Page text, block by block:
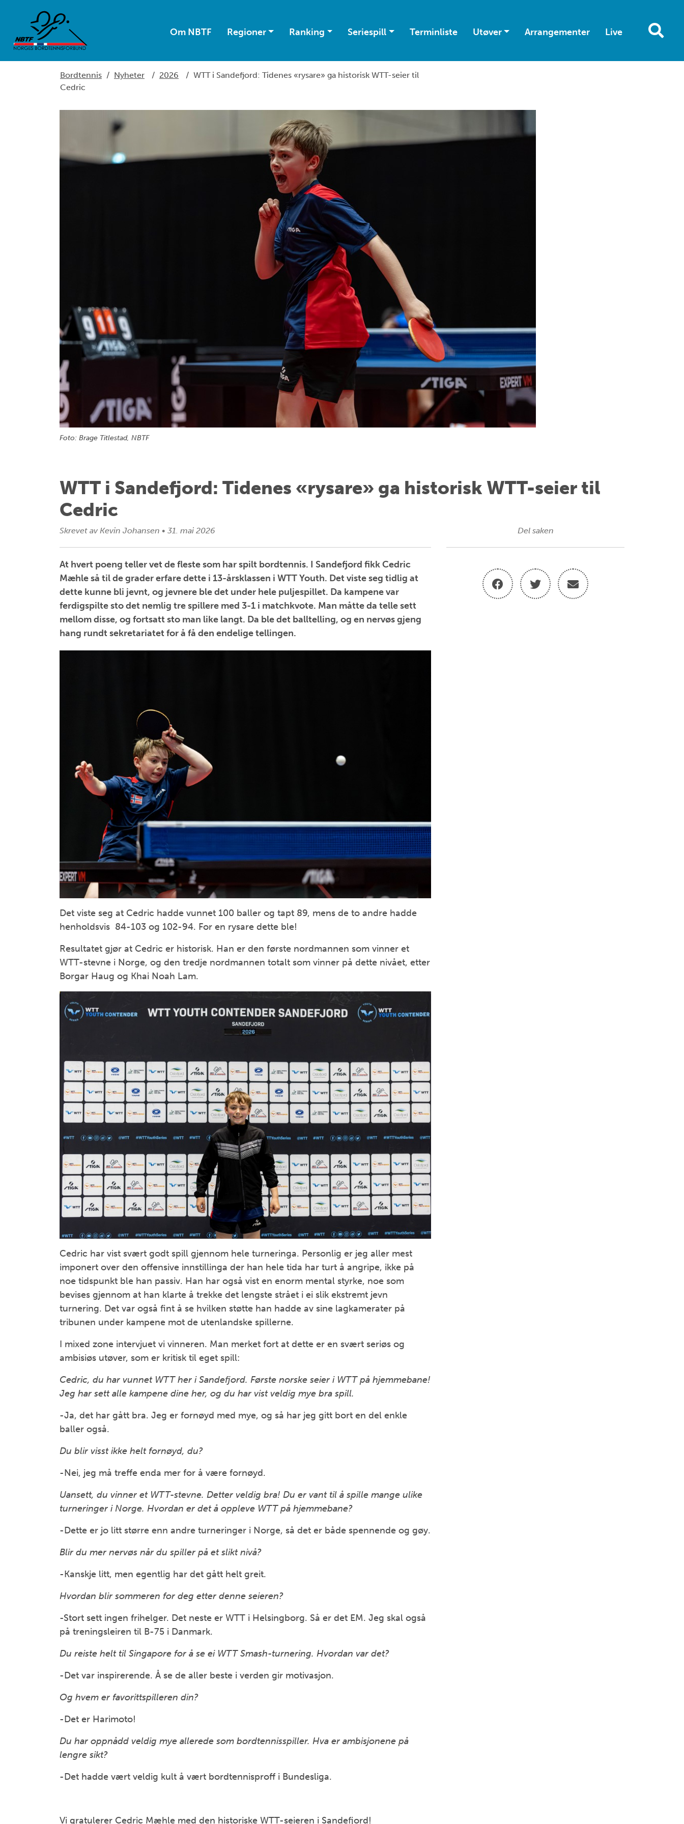
Om NBTF Regioner Ranking Seriespill Terminliste Utøver Arrangementer Live
Bordtennis / Nyheter / 2026 / WTT i Sandefjord: Tidenes «rysare» ga historisk WTT-seier til
Cedric
Foto: Brage Titlestad, NBTF
WTT i Sandefjord: Tidenes «rysare» ga historisk WTT-seier til
Cedric
Skrevet av Kevin Johansen • 31. mai 2026
At hvert poeng teller vet de fleste som har spilt bordtennis. I Sandefjord fikk Cedric
Mæhle så til de grader erfare dette i 13-årsklassen i WTT Youth. Det viste seg tidlig at
dette kunne bli jevnt, og jevnere ble det under hele puljespillet. Da kampene var
ferdigspilte sto det nemlig tre spillere med 3-1 i matchkvote. Man måtte da telle sett
mellom disse, og fortsatt sto man like langt. Da ble det balltelling, og en nervøs gjeng
hang rundt sekretariatet for å få den endelige tellingen.
Det viste seg at Cedric hadde vunnet 100 baller og tapt 89, mens de to andre hadde
henholdsvis 84-103 og 102-94. For en rysare dette ble!
Resultatet gjør at Cedric er historisk. Han er den første nordmannen som vinner et
WTT-stevne i Norge, og den tredje nordmannen totalt som vinner på dette nivået, etter
Borgar Haug og Khai Noah Lam.
Cedric har vist svært godt spill gjennom hele turneringa. Personlig er jeg aller mest
imponert over den offensive innstillinga der han hele tida har turt å angripe, ikke på
noe tidspunkt ble han passiv. Han har også vist en enorm mental styrke, noe som
bevises gjennom at han klarte å trekke det lengste strået i ei slik ekstremt jevn
turnering. Det var også fint å se hvilken støtte han hadde av sine lagkamerater på
tribunen under kampene mot de utenlandske spillerne.
I mixed zone intervjuet vi vinneren. Man merket fort at dette er en svært seriøs og
ambisiøs utøver, som er kritisk til eget spill:
Cedric, du har vunnet WTT her i Sandefjord. Første norske seier i WTT på hjemmebane!
Jeg har sett alle kampene dine her, og du har vist veldig mye bra spill.
-Ja, det har gått bra. Jeg er fornøyd med mye, og så har jeg gitt bort en del enkle
baller også.
Du blir visst ikke helt fornøyd, du?
-Nei, jeg må treffe enda mer for å være fornøyd.
Uansett, du vinner et WTT-stevne. Detter veldig bra! Du er vant til å spille mange ulike
turneringer i Norge. Hvordan er det å oppleve WTT på hjemmebane?
-Dette er jo litt større enn andre turneringer i Norge, så det er både spennende og gøy.
Blir du mer nervøs når du spiller på et slikt nivå?
-Kanskje litt, men egentlig har det gått helt greit.
Hvordan blir sommeren for deg etter denne seieren?
-Stort sett ingen frihelger. Det neste er WTT i Helsingborg. Så er det EM. Jeg skal også
på treningsleiren til B-75 i Danmark.
Du reiste helt til Singapore for å se ei WTT Smash-turnering. Hvordan var det?
-Det var inspirerende. Å se de aller beste i verden gir motivasjon.
Og hvem er favorittspilleren din?
-Det er Harimoto!
Du har oppnådd veldig mye allerede som bordtennisspiller. Hva er ambisjonene på
lengre sikt?
-Det hadde vært veldig kult å vært bordtennisproff i Bundesliga.
Vi gratulerer Cedric Mæhle med den historiske WTT-seieren i Sandefjord!
Del saken